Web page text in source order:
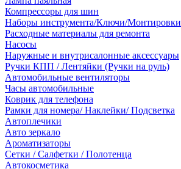
Компрессоры для шин
Наборы инструмента/Ключи/Монтировки
Расходные материалы для ремонта
Насосы
Наружные и внутрисалонные аксессуары
Ручки КПП / Лентяйки (Ручки на руль)
Автомобильные вентиляторы
Часы автомобильные
Коврик для телефона
Рамки для номера/ Наклейки/ Подсветка
Автоплечики
Авто зеркало
Ароматизаторы
Сетки / Салфетки / Полотенца
Автокосметика